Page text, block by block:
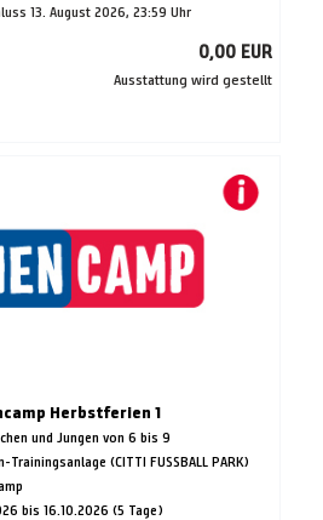
13. August 2026, 23:59 Uhr
0,00 EUR
Ausstattung wird gestellt
Herbstferien 1
und Jungen von 6 bis 9
Trainingsanlage (CITTI FUSSBALL PARK)
bis 16.10.2026 (5 Tage)